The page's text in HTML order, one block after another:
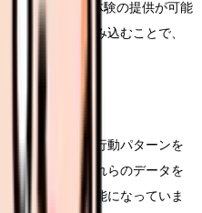
感のある職場体験の提供が可能
採用活動に組み込むことで、
す。
の興味関心や行動パターンを
ています。これらのデータを
略の立案が可能になっていま